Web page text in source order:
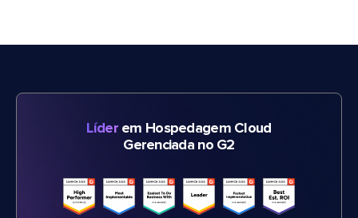
Líderem Hospedagem Cloud
Gerenciada no G2